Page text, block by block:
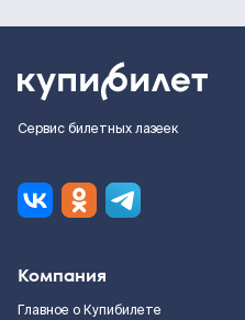
Сервис билетных лазеек
Компания
Главное о Купибилете